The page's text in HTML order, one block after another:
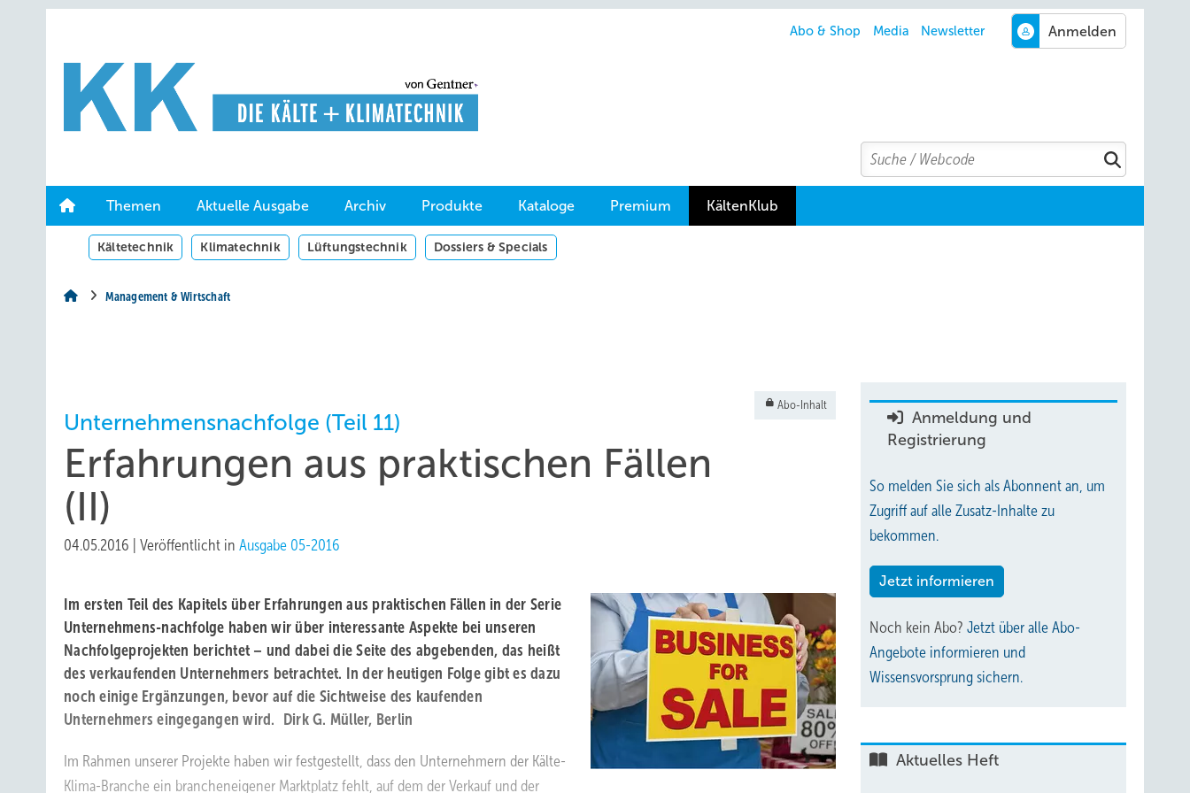
Hauptinhalt
Hauptmenü
Abo & Shop Media Newsletter
Search
Suchen
Themen Aktuelle Ausgabe Archiv Produkte Kataloge Premium KältenKlub
Kältetechnik Klimatechnik Lüftungstechnik Dossiers & Specials
Management & Wirtschaft
Abo-Inhalt
Unternehmensnachfolge (Teil 11)
Erfahrungen aus praktischen Fällen
(II)
04.05.2016 Veröffentlicht in Ausgabe 05-2016
Im ersten Teil des Kapitels über Erfahrungen aus praktischen Fällen in der Serie
Unternehmens-nachfolge haben wir über interessante Aspekte bei unseren
Nachfolgeprojekten berichtet – und dabei die Seite des abgebenden, das heißt
des verkaufenden Unternehmers betrachtet. In der heutigen Folge gibt es dazu
noch einige Ergänzungen, bevor auf die Sichtweise des kaufenden
Unternehmers eingegangen wird.
Dirk G. Müller, Berlin
Im Rahmen unserer Projekte haben wir festgestellt, dass den Unternehmern der Kälte-
Klima-Branche ein brancheneigener Marktplatz fehlt, auf dem der Verkauf und der
Anmeldung und
Registrierung
So melden Sie sich als Abonnent an, um
Zugriff auf alle Zusatz-Inhalte zu
bekommen.
Jetzt informieren
Noch kein Abo? Jetzt über alle Abo-
Angebote informieren und
Wissensvorsprung sichern.
Aktuelles Heft